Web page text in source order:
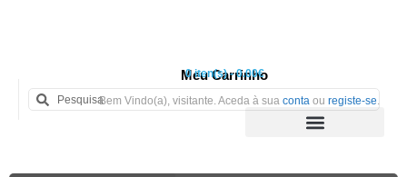
Meu Carrinho
0 iten(s) - 0.00€
Bem Vindo(a), visitante. Aceda à sua conta ou registe-se.